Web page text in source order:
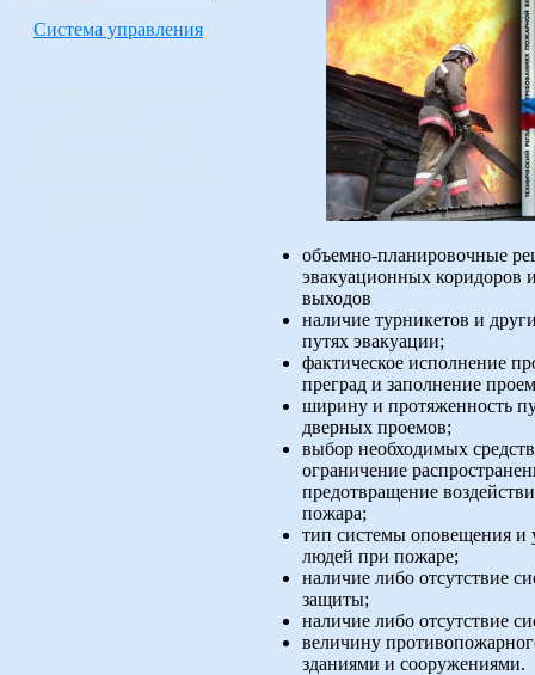
Система управления
объемно-планировочные
эвакуационных коридоров
выходов
наличие турникетов и
путях эвакуации;
фактическое исполнение
преград и заполнение
ширину и протяженность
дверных проемов;
выбор необходимых
ограничение
предотвращение
пожара;
тип системы оповещения и
людей при пожаре;
наличие либо отсутствие
защиты;
наличие либо отсутствие
величину
зданиями и сооружениями.